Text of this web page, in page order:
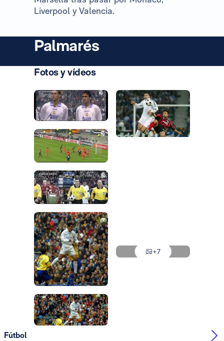
Liverpool y Valencia.
Palmarés
Fotos y vídeos
Foto: Real Madrid
Foto: Real Madrid
Foto: Real Madrid
Foto: Real Madrid
+7
Fútbol